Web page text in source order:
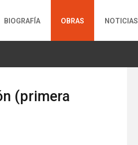
BIOGRAFÍA OBRAS NOTICIAS
(primera